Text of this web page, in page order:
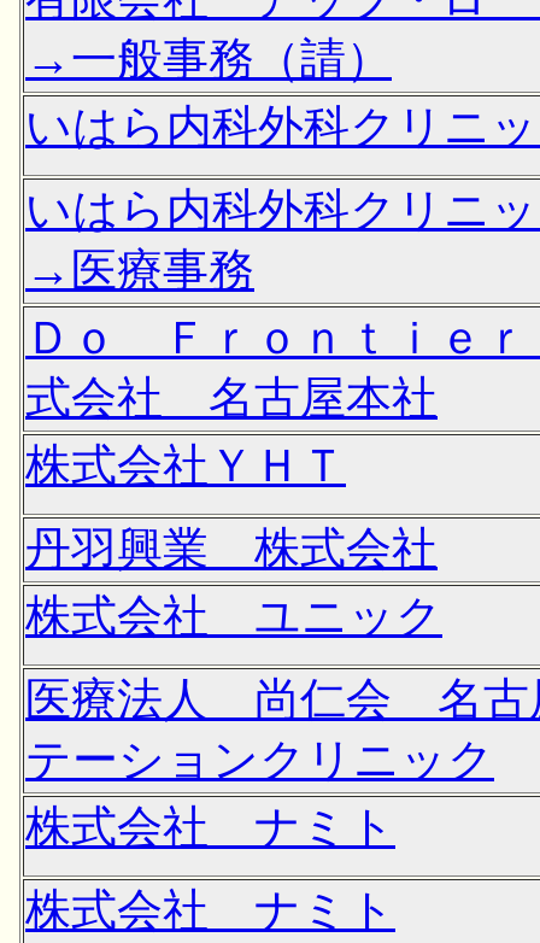
→一般事務（請）
いはら内科外科クリニ
いはら内科外科クリニ
→医療事務
Ｄｏ Ｆｒｏｎｔｉｅ
式会社 名古屋本社
株式会社ＹＨＴ
丹羽興業 株式会社
株式会社 ユニック
医療法人 尚仁会 名古
テーションクリニック
株式会社 ナミト
株式会社 ナミト